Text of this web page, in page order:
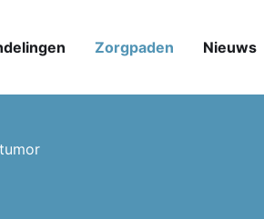
Zorgpaden Nieuws